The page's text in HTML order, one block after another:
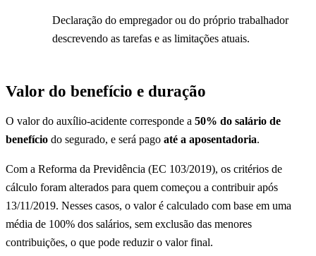
Declaração do empregador ou do próprio trabalhador
descrevendo as tarefas e as limitações atuais.
Valor do benefício e duração
O valor do auxílio-acidente corresponde a 50% do salário de
benefício do segurado, e será pago até a aposentadoria.
Com a Reforma da Previdência (EC 103/2019), os critérios de
cálculo foram alterados para quem começou a contribuir após
13/11/2019. Nesses casos, o valor é calculado com base em uma
média de 100% dos salários, sem exclusão das menores
contribuições, o que pode reduzir o valor final.